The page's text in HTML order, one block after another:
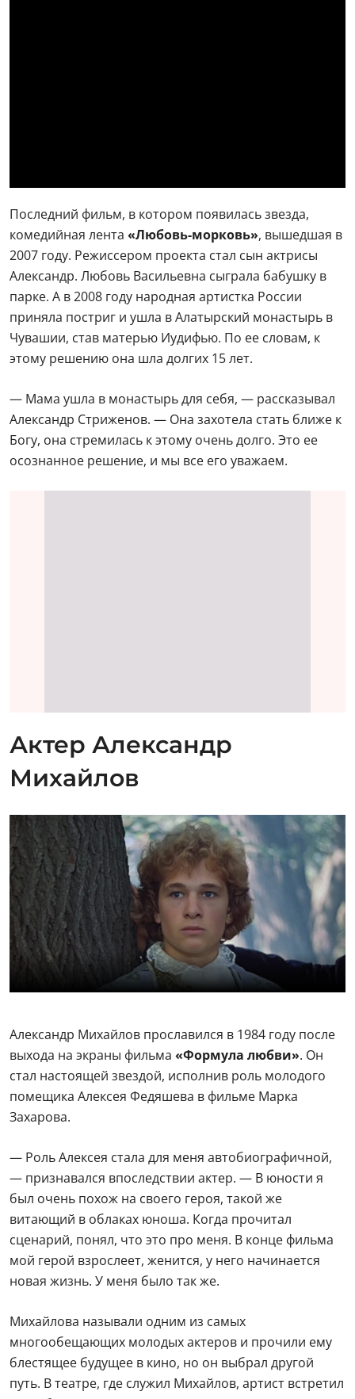
Последний фильм, в котором появилась звезда,
комедийная лента «Любовь-морковь», вышедшая в
2007 году. Режиссером проекта стал сын актрисы
Александр. Любовь Васильевна сыграла бабушку в
парке. А в 2008 году народная артистка России
приняла постриг и ушла в Алатырский монастырь в
Чувашии, став матерью Иудифью. По ее словам, к
этому решению она шла долгих 15 лет.
— Мама ушла в монастырь для себя, — рассказывал
Александр Стриженов. — Она захотела стать ближе к
Богу, она стремилась к этому очень долго. Это ее
осознанное решение, и мы все его уважаем.
Александр Михайлов прославился в 1984 году после
выхода на экраны фильма«Формула любви». Он
стал настоящей звездой, исполнив роль молодого
помещика Алексея Федяшева в фильме Марка
Захарова.
— Роль Алексея стала для меня автобиографичной,
— признавался впоследствии актер. — В юности я
был очень похож на своего героя, такой же
витающий в облаках юноша. Когда прочитал
мой герой взрослеет, женится, у него начинается
новая жизнь. У меня было так же.
Михайлова называли одним из самых
многообещающих молодых актеров и прочили ему
путь. В театре, где служил Михайлов, артист встретил
свою будущую супругу Елену Черняк. Именно она
привела Михайлова в церковь, познакомила с отцом
Николаем Ведерниковым, который ее крестил и
помогал ее семье. Вскоре после свадьбы супруги
окончили Православный Свято-Тихоновский
гуманитарный университет, где Александр получил